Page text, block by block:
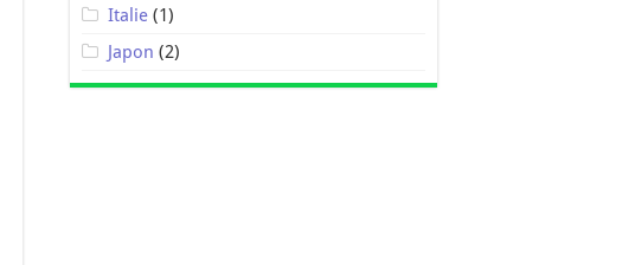
Italie(1)
Japon (2)